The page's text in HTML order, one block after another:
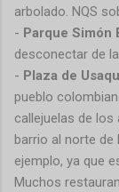
arbolado. NQS
- Parque Simón
desconectar de
- Plaza de
pueblo
callejuelas de los
barrio al norte de
ejemplo, ya que
Muchos